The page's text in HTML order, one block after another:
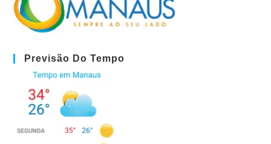
Previsão Do Tempo